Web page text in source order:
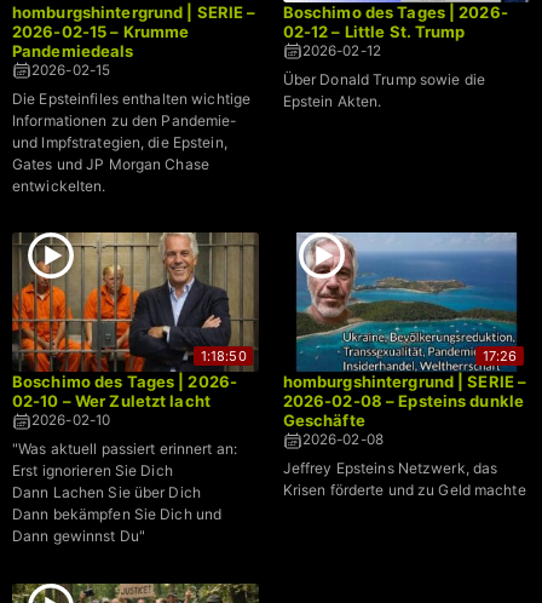
homburgshintergrund | SERIE –
2026-02-15 – Krumme
Pandemiedeals
2026-02-15
Die Epsteinfiles enthalten wichtige
Informationen zu den Pandemie-
und Impfstrategien, die Epstein,
Gates und JP Morgan Chase
entwickelten.
Boschimo des Tages | 2026-
02-12 – Little St. Trump
2026-02-12
Über Donald Trump sowie die
Epstein Akten.
1:18:50
Boschimo des Tages | 2026-
02-10 – Wer Zuletzt lacht
2026-02-10
"Was aktuell passiert erinnert an:
Erst ignorieren Sie Dich
Dann Lachen Sie über Dich
Dann bekämpfen Sie Dich und
Dann gewinnst Du"
17:26
homburgshintergrund | SERIE –
2026-02-08 – Epsteins dunkle
Geschäfte
2026-02-08
Jeffrey Epsteins Netzwerk, das
Krisen förderte und zu Geld machte